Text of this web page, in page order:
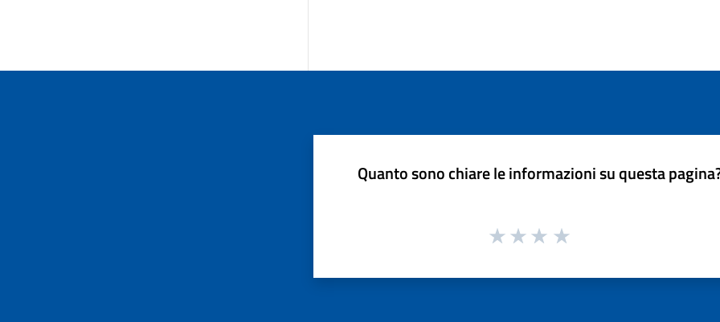
Quanto sono chiare le informazioni su questa